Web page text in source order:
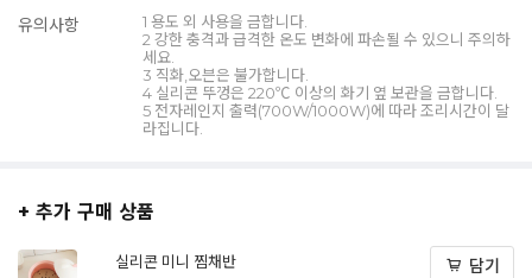
유의사항
1 용도 외 사용을 금합니다.
2 강한 충격과 급격한 온도 변화에 파손될 수 있으니 주의하
세요.
3 직화,오븐은 불가합니다.
4 실리콘 뚜껑은 220℃ 이상의 화기 옆 보관을 금합니다.
5 전자레인지 출력(700W/1000W)에 따라 조리시간이 달
라집니다.
+ 추가 구매 상품
실리콘 미니 찜채반 담기